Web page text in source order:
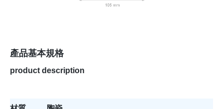
產品基本規格
product description